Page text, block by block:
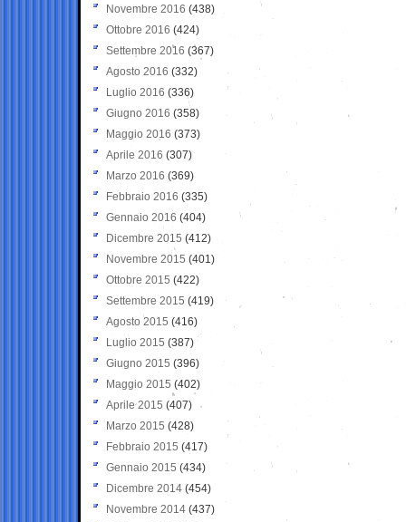
Novembre 2016 (438)
Ottobre 2016 (424)
Settembre 2016 (367)
Agosto 2016 (332)
Luglio 2016 (336)
Giugno 2016 (358)
Maggio 2016 (373)
Aprile 2016 (307)
Marzo 2016 (369)
Febbraio 2016 (335)
Gennaio 2016 (404)
Dicembre 2015 (412)
Novembre 2015 (401)
Ottobre 2015 (422)
Settembre 2015 (419)
Agosto 2015 (416)
Luglio 2015 (387)
Giugno 2015 (396)
Maggio 2015 (402)
Aprile 2015 (407)
Marzo 2015 (428)
Febbraio 2015 (417)
Gennaio 2015 (434)
Dicembre 2014 (454)
Novembre 2014 (437)